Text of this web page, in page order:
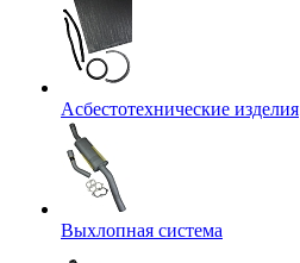
Асбестотехнические изделия
Выхлопная система